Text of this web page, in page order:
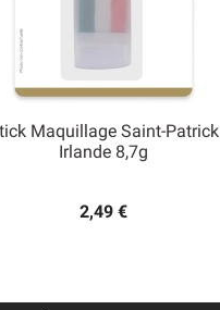
Maquillage Saint-Patrick
Irlande 8,7g
2,49 €
Aperçu rapide